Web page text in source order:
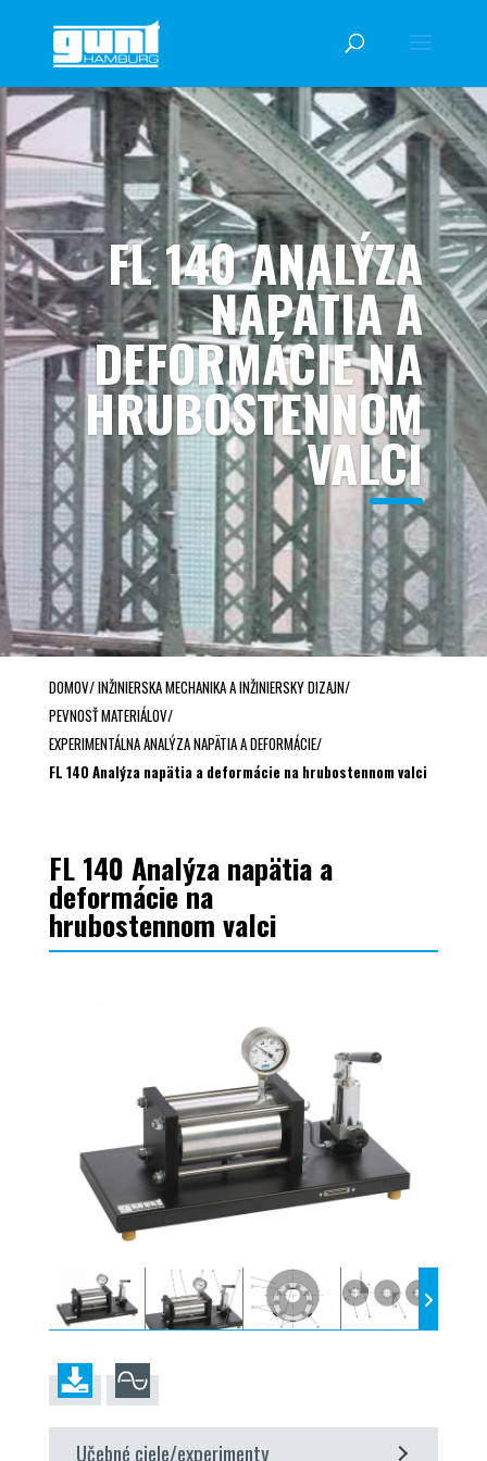
FL 140 ANALÝZA
NAPÄTIA A
DEFORMÁCIE NA
HRUBOSTENNOM
VALCI
DOMOV/INŽINIERSKA MECHANIKA A INŽINIERSKY DIZAJN/
PEVNOSŤ MATERIÁLOV/
EXPERIMENTÁLNA ANALÝZA NAPÄTIA A DEFORMÁCIE/
FL 140 Analýza napätia a deformácie na hrubostennom valci
FL 140 Analýza napätia a
deformácie na
hrubostennom valci
Učebné ciele/experimenty